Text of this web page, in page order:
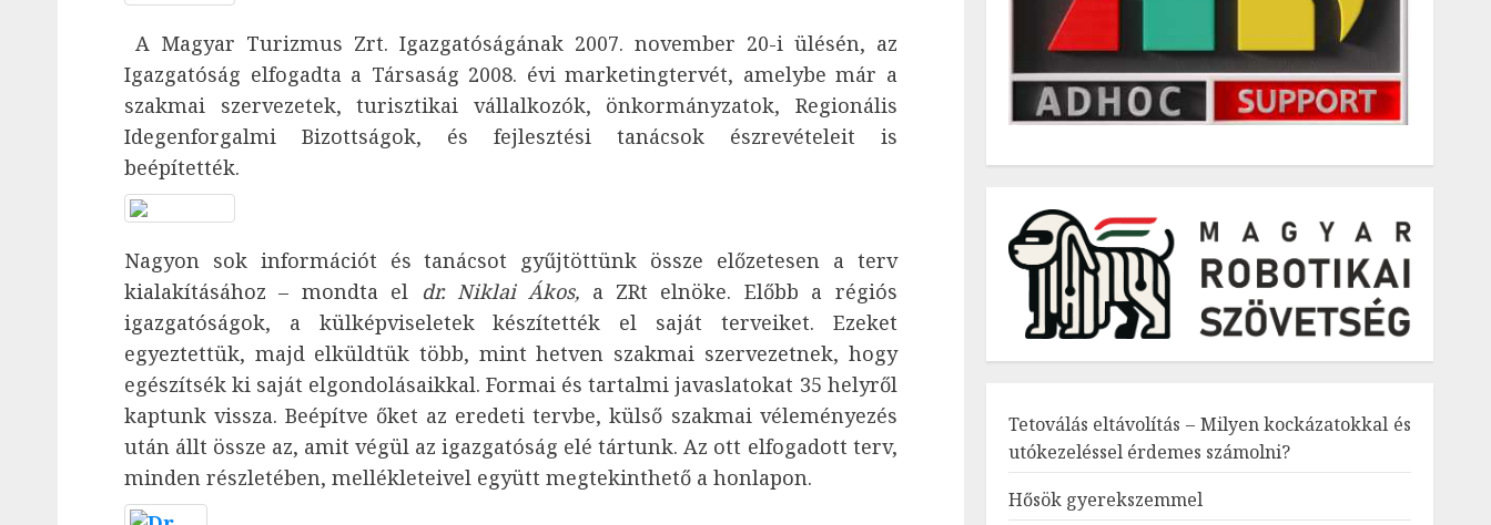
A Magyar Turizmus Zrt. Igazgatóságának 2007. november 20-i ülésén, az
Igazgatóság elfogadta a Társaság 2008. évi marketingtervét, amelybe már a
szakmai szervezetek, turisztikai vállalkozók, önkormányzatok, Regionális
Idegenforgalmi Bizottságok, és fejlesztési tanácsok észrevételeit is
beépítették.
Nagyon sok információt és tanácsot gyűjtöttünk össze előzetesen a terv
kialakításához – mondta el dr. Niklai Ákos, a ZRt elnöke. Előbb a régiós
igazgatóságok, a külképviseletek készítették el saját terveiket. Ezeket
egyeztettük, majd elküldtük több, mint hetven szakmai szervezetnek, hogy
egészítsék ki saját elgondolásaikkal. Formai és tartalmi javaslatokat 35 helyről
kaptunk vissza. Beépítve őket az eredeti tervbe, külső szakmai véleményezés
után állt össze az, amit végül az igazgatóság elé tártunk. Az ott elfogadott terv,
minden részletében, mellékleteivel együtt megtekinthető a honlapon.
Tetoválás eltávolítás – Milyen kockázatokkal és
utókezeléssel érdemes számolni?
Hősök gyerekszemmel